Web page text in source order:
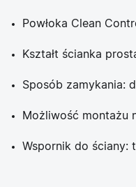
Powłoka Clean
Kształt ścianka
Sposób zamykania:
Możliwość montażu
Wspornik do ściany: